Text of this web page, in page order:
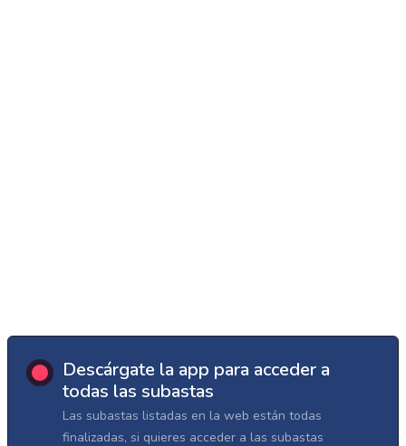
Descárgate la app para acceder a
todas las subastas
Las subastas listadas en la web están todas
finalizadas, si quieres acceder a las subastas